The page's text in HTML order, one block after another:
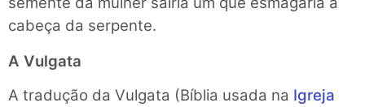
cabeça da serpente.
A Vulgata
A tradução da Vulgata (Bíblia usada na Igreja